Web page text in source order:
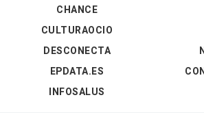
CHANCE
CULTURAOCIO
DESCONECTA
EPDATA.ES
INFOSALUS